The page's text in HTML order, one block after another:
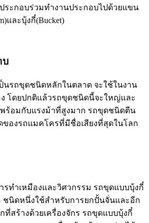
ระกอบร่วมทำงานประกอบไปด้วยแขน
และบุ้งกี๋(Bucket)
บ
นรถขุดชนิดหลักในตลาด จะใช้ในงาน
โดยปกติแล้วรถขุดชนิดนี้จะใหญ่และ
ร้อมกับแรงม้าที่สูงมาก รถขุดชนิดตีน
องรถแมคโครที่มีชื่อเสียงที่สุดในโลก
ทำเหมืองและวิศวกรรม รถขุดแบบบุ้งกี๋
นิดหนึ่งใช้สำหรับการยกปั้นจั่นและอีก
สร้างด้วยเครื่องจักร รถขุดแบบบุ้งกี๋